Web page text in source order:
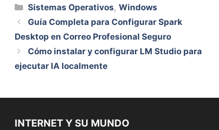
Categorías
Sistemas Operativos,Windows
Guía Completa para Configurar Spark
Desktop en Correo Profesional Seguro
Cómo instalar y configurar LM Studio para
ejecutar IA localmente
INTERNET Y SU MUNDO